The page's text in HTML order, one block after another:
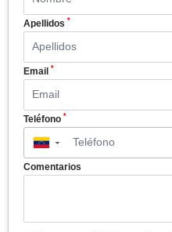
Apellidos *
Email *
Teléfono *
▼
Comentarios